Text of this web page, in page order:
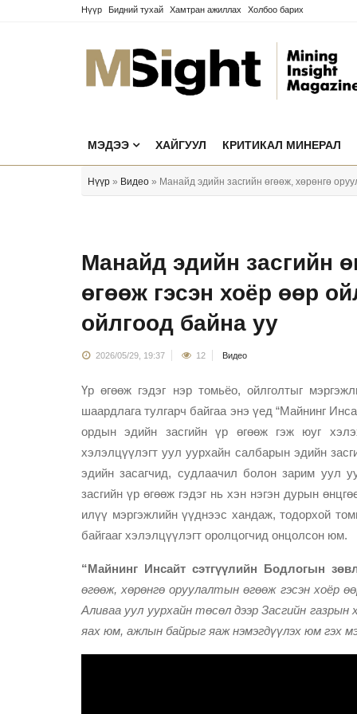
Нүүр Бидний тухай Хамтран ажиллах Холбоо барих
МЭДЭЭ ХАЙГУУЛ КРИТИКАЛ МИНЕРАЛ
Нүүр » Видео » Манайд эдийн засгийн өгөөж, хөрөнгө
Манайд эдийн засгийн
өгөөж гэсэн хоёр өөр
ойлгоод байна уу
2026/05/29, 19:37 12 Видео
Үр өгөөж гэдэг нэр томьёо, ойлголтыг
шаардлага тулгарч байгаа энэ үед “Майнинг
ордын эдийн засгийн үр өгөөж гэж юуг
хэлэлцүүлэгт уул уурхайн салбарын эдийн
эдийн засагчид, судлаачил болон зарим уул
засгийн үр өгөөж гэдэг нь хэн нэгэн дурын
илүү мэргэжлийн үүднээс хандаж, тодорхой
байгааг хэлэлцүүлэгт оролцогчид онцолсон юм.
“Майнинг Инсайт сэтгүүлийн Бодлогын
өгөөж, хөрөнгө оруулалтын өгөөж гэсэн хоёр
Аливаа уул уурхайн төсөл дээр Засгийн
яах юм, ажлын байрыг яаж нэмэгдүүлэх юм гэх